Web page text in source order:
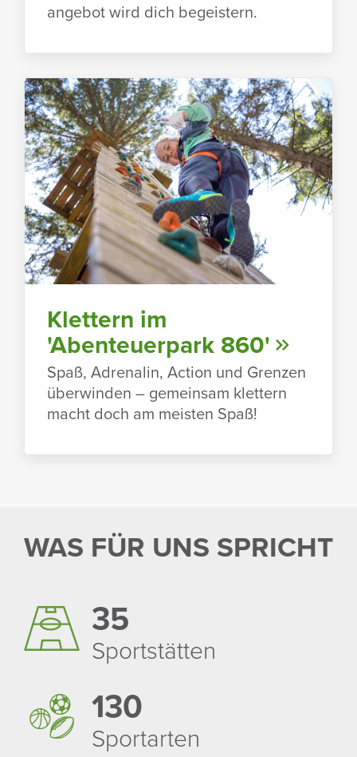
an­gebot wird dich begeis­tern.
Klet­tern im
'Aben­teu­er­park 860'
Spaß, Adre­nalin, Action und Grenzen
über­winden – gemeinsam klet­tern
macht doch am meisten Spaß!
WAS FÜR UNS SPRICHT
35
Sport­stätten
130
Sport­arten